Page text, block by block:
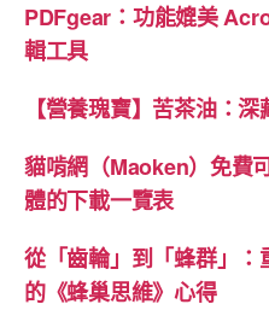
PDFgear：功能媲美
輯工具
【營養瑰寶】苦茶油：
貓啃網（Maoken）免費
體的下載一覽表
從「齒輪」到「蜂群」：
的《蜂巢思維》心得